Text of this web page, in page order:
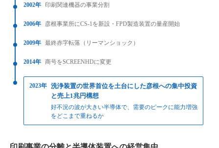
2002年 印刷関連機器の事業分割
2006年 彦根事業所にCS-1を新設・FPD製造装置の量産開始
2009年 最終赤字転落（リーマンショック）
2014年 商号をSCREENHDに変更
2023年 洗浄装置の世界首位を土台にした彦根への集中投資
と売上1兆円構想
好不況の波が大きい半導体で、需要のピークに能力増強
をどこまで重ねるか